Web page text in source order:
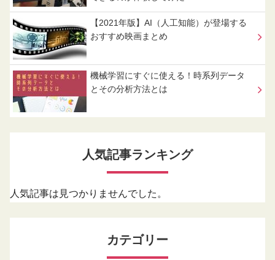
【2021年版】AI（人工知能）が登場する
おすすめ映画まとめ
機械学習にすぐに使える！時系列データ
とその分析方法とは
人気記事ランキング
人気記事は見つかりませんでした。
カテゴリー